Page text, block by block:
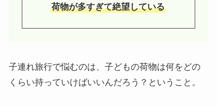
荷物が多すぎて絶望している
子連れ旅行で悩むのは、子どもの荷物は何をどの
くらい持っていけばいいんだろう？ということ。